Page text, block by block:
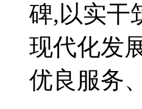
碑,以实干
现代化发
优良服务